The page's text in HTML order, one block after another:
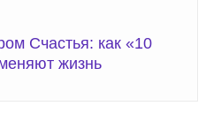
Счастья: как «10
жизнь